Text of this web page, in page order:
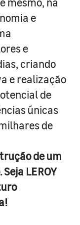
e
e
criando
e realização
de
únicas
de
de um
LEROY